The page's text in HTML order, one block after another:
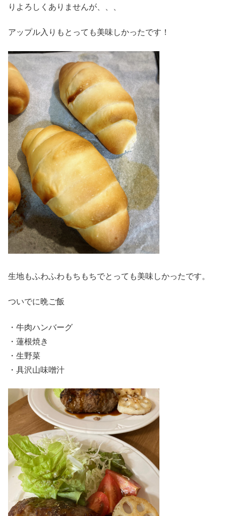
りよろしくありませんが、、、
アップル入りもとっても美味しかったです！
生地もふわふわもちもちでとっても美味しかったです。
ついでに晩ご飯
・牛肉ハンバーグ
・蓮根焼き
・生野菜
・具沢山味噌汁